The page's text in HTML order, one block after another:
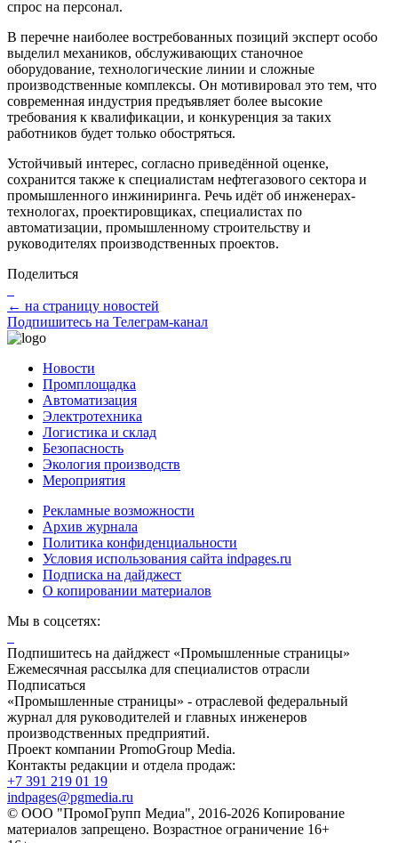
спрос на персонал.
В перечне наиболее востребованных позиций эксперт особо
выделил механиков, обслуживающих станочное
оборудование, технологические линии и сложные
производственные комплексы. Он мотивировал это тем, что
современная индустрия предъявляет более высокие
требования к квалификации, и конкуренция за таких
работников будет только обостряться.
Устойчивый интерес, согласно приведённой оценке,
сохранится также к специалистам нефтегазового сектора и
промышленного инжиниринга. Речь идёт об инженерах-
технологах, проектировщиках, специалистах по
автоматизации, промышленному строительству и
руководителях производственных проектов.
Поделиться
← на страницу новостей
Подпишитесь на Телеграм-канал
Новости
Промплощадка
Автоматизация
Электротехника
Логистика и склад
Безопасность
Экология производств
Мероприятия
Рекламные возможности
Архив журнала
Политика конфиденциальности
Условия использования сайта indpages.ru
Подписка на дайджест
О копировании материалов
Мы в соцсетях:
Подпишитесь на дайджест «Промышленные страницы»
Ежемесячная рассылка для специалистов отрасли
Подписаться
«Промышленные страницы» - отраслевой федеральный
журнал для руководителей и главных инженеров
производственных предприятий.
Проект компании PromoGroup Media.
Контакты редакции и отдела продаж:
+7 391 219 01 19
indpages@pgmedia.ru
© ООО "ПромоГрупп Медиа", 2016-2026 Копирование
материалов запрещено. Возрастное ограничение 16+